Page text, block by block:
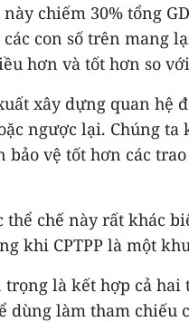
chiếm 30% tổng
con số trên mang
hơn và tốt hơn so
xây dựng quan hệ
ngược lại. Chúng
bảo vệ tốt hơn các
thể chế này rất khác
khi CPTPP là một
là kết hợp cả hai
dùng làm tham chiếu